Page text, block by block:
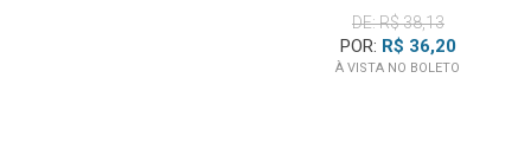
DE: R$ 38,13
POR: R$ 36,20
À VISTA NO BOLETO